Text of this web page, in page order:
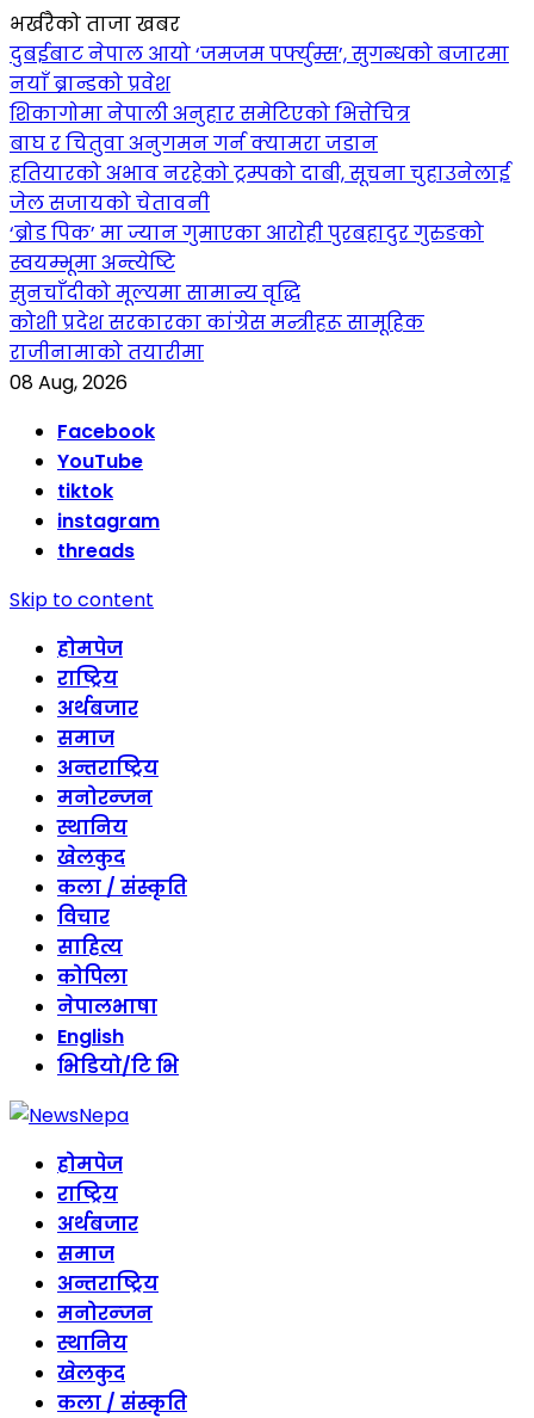
भर्खरैको ताजा खबर
दुबईबाट नेपाल आयो ‘जमजम पर्फ्युम्स’, सुगन्धको बजारमा
नयाँ ब्रान्डको प्रवेश
शिकागोमा नेपाली अनुहार समेटिएको भित्तेचित्र
बाघ र चितुवा अनुगमन गर्न क्यामरा जडान
हतियारको अभाव नरहेको ट्रम्पको दाबी, सूचना चुहाउनेलाई
जेल सजायको चेतावनी
‘ब्रोड पिक’ मा ज्यान गुमाएका आराेही पुरबहादुर गुरुङको
स्वयम्भूमा अन्त्येष्टि
सुनचाँदीको मूल्यमा सामान्य वृद्धि
कोशी प्रदेश सरकारका कांग्रेस मन्त्रीहरू सामूहिक
राजीनामाको तयारीमा
08 Aug, 2026
Facebook
YouTube
tiktok
instagram
threads
Skip to content
होमपेज
राष्ट्रिय
अर्थबजार
समाज
अन्तराष्ट्रिय
मनोरन्जन
स्थानिय
खेलकुद
कला / संस्कृति
विचार
साहित्य
कोपिला
नेपालभाषा
English
भिडियो/टि भि
होमपेज
राष्ट्रिय
अर्थबजार
समाज
अन्तराष्ट्रिय
मनोरन्जन
स्थानिय
खेलकुद
कला / संस्कृति